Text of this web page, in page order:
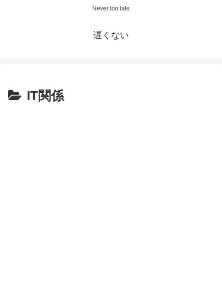
Never too late
遅くない
IT関係